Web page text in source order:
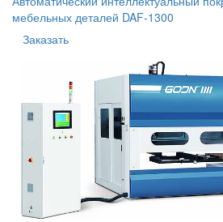
мебельных деталей DAF-1300
Заказать